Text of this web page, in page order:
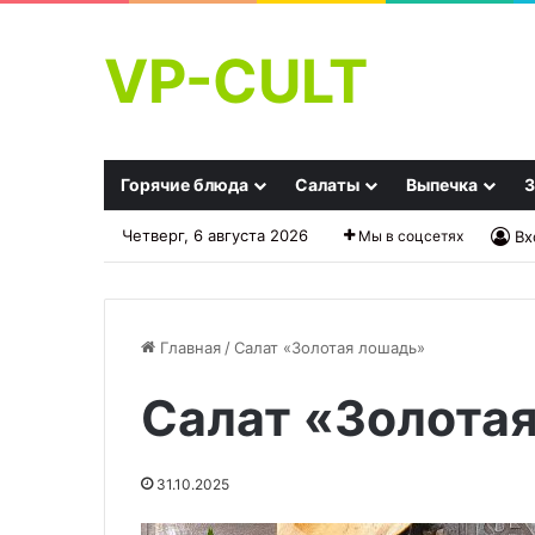
VP-CULT
Горячие блюда Салаты Выпечка
Четверг, 6 августа 2026 Мы в соцсетях
Главная /Салат «Золотая лошадь»
Салат
31.10.2025
Сколько
винограда
26.09.2025